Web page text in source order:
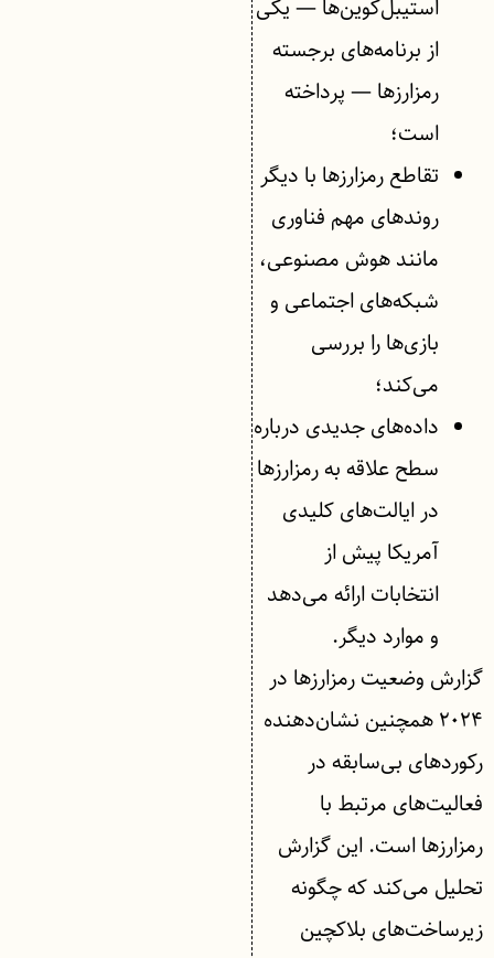
استیبل‌کوین‌ها — یکی
از برنامه‌های برجسته
رمزارزها — پرداخته
است؛
تقاطع رمزارزها با دیگر
روندهای مهم فناوری
مانند هوش مصنوعی،
شبکه‌های اجتماعی و
بازی‌ها را بررسی
می‌کند؛
داده‌های جدیدی درباره
سطح علاقه به رمزارزها
در ایالت‌های کلیدی
آمریکا پیش از
انتخابات ارائه می‌دهد
و موارد دیگر.
گزارش وضعیت رمزارزها در
۲۰۲۴ همچنین نشان‌دهنده
رکوردهای بی‌سابقه در
فعالیت‌های مرتبط با
رمزارزها است. این گزارش
تحلیل می‌کند که چگونه
زیرساخت‌های بلاکچین